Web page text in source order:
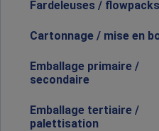
Fardeleuses / flowpacks
Cartonnage / mise en
Emballage primaire /
secondaire
Emballage tertiaire /
palettisation